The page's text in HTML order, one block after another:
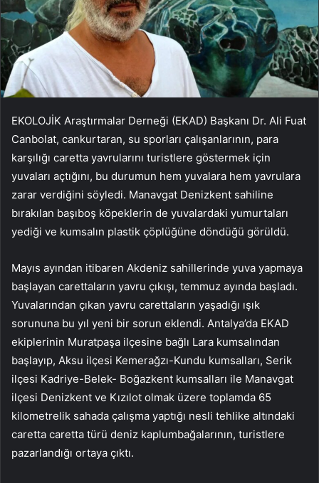
EKOLOJİK Araştırmalar Derneği (EKAD) Başkanı Dr. Ali Fuat
Canbolat, cankurtaran, su sporları çalışanlarının, para
karşılığı caretta yavrularını turistlere göstermek için
yuvaları açtığını, bu durumun hem yuvalara hem yavrulara
zarar verdiğini söyledi. Manavgat Denizkent sahiline
bırakılan başıboş köpeklerin de yuvalardaki yumurtaları
yediği ve kumsalın plastik çöplüğüne döndüğü görüldü.
Mayıs ayından itibaren Akdeniz sahillerinde yuva yapmaya
başlayan carettaların yavru çıkışı, temmuz ayında başladı.
Yuvalarından çıkan yavru carettaların yaşadığı ışık
sorununa bu yıl yeni bir sorun eklendi. Antalya’da EKAD
ekiplerinin Muratpaşa ilçesine bağlı Lara kumsalından
başlayıp, Aksu ilçesi Kemerağzı-Kundu kumsalları, Serik
ilçesi Kadriye-Belek- Boğazkent kumsalları ile Manavgat
ilçesi Denizkent ve Kızılot olmak üzere toplamda 65
kilometrelik sahada çalışma yaptığı nesli tehlike altındaki
caretta caretta türü deniz kaplumbağalarının, turistlere
pazarlandığı ortaya çıktı.